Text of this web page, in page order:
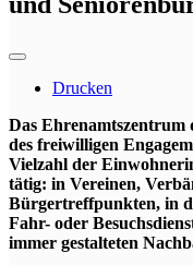
Drucken
Das
des freiwilligen
Vielzahl der
tätig: in Vereinen,
Bürgertreffpunkten, in
Fahr- oder
immer gestalteten